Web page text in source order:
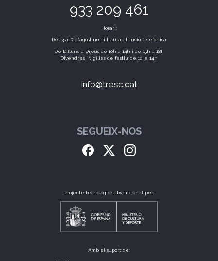
933 209 461
Horari:
Del 3 al 7 d'agost no hi haura atenció telefònica
De Dilluns a Dijous de 10h a 14h i de 15h a 18h
Divendres i vigílies de festiu de 10 a 14h
info@tresc.cat
SEGUEIX-NOS
Projecte tecnològic subvencionat per:
Amb el suport de: